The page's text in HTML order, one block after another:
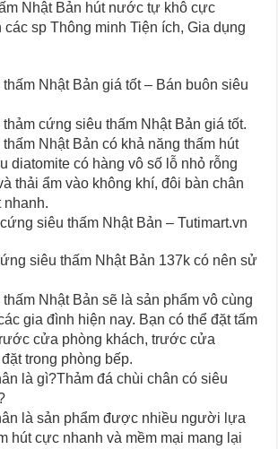
Nhật Bản hút nước tự khô cực
các sp Thông minh Tiện ích, Gia dụng
Nhật Bản giá tốt – Bán buôn siêu
cứng siêu thấm Nhật Bản giá tốt.
Nhật Bản có khả năng thấm hút
diatomite có hàng vô số lỗ nhỏ rỗng
thải ẩm vào không khí, đôi bàn chân
nhanh.
siêu thấm Nhật Bản – Tutimart.vn
siêu thấm Nhật Bản 137k có nên sử
Nhật Bản sẽ là sản phẩm vô cùng
gia đình hiện nay. Bạn có thể đặt tấm
cửa phòng khách, trước cửa
trong phòng bếp.
là gì?Thảm đá chùi chân có siêu
là sản phẩm được nhiều người lựa
hút cực nhanh và mềm mại mang lại